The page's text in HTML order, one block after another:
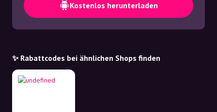
Kostenlos herunterladen
✨ Rabattcodes bei ähnlichen Shops finden